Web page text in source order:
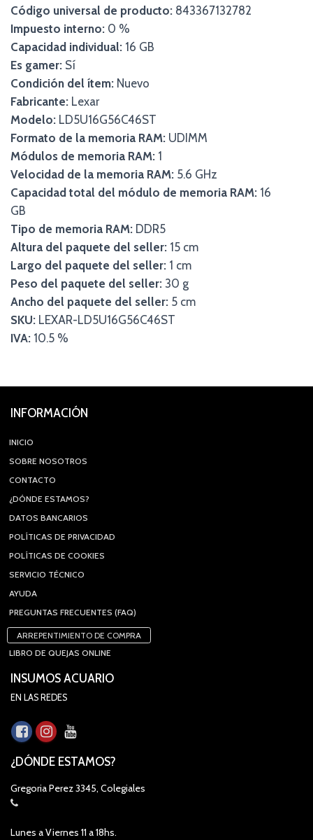
Código universal de producto: 843367132782
Impuesto interno: 0 %
Capacidad individual: 16 GB
Es gamer: Sí
Condición del ítem: Nuevo
Fabricante: Lexar
Modelo: LD5U16G56C46ST
Formato de la memoria RAM: UDIMM
Módulos de memoria RAM: 1
Velocidad de la memoria RAM: 5.6 GHz
Capacidad total del módulo de memoria RAM: 16
GB
Tipo de memoria RAM: DDR5
Altura del paquete del seller: 15 cm
Largo del paquete del seller: 1 cm
Peso del paquete del seller: 30 g
Ancho del paquete del seller: 5 cm
SKU: LEXAR-LD5U16G56C46ST
IVA: 10.5 %
INFORMACIÓN
INICIO
SOBRE NOSOTROS
CONTACTO
¿DÓNDE ESTAMOS?
DATOS BANCARIOS
POLÍTICAS DE PRIVACIDAD
POLÍTICAS DE COOKIES
SERVICIO TÉCNICO
AYUDA
PREGUNTAS FRECUENTES (FAQ)
ARREPENTIMIENTO DE COMPRA
LIBRO DE QUEJAS ONLINE
INSUMOS ACUARIO
EN LAS REDES
¿DÓNDE ESTAMOS?
Gregoria Perez 3345, Colegiales
Lunes a Viernes 11 a 18hs.